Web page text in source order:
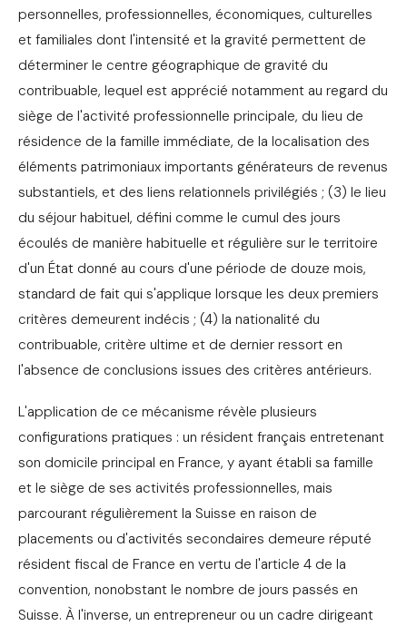
personnelles, professionnelles, économiques, culturelles
et familiales dont l'intensité et la gravité permettent de
déterminer le centre géographique de gravité du
contribuable, lequel est apprécié notamment au regard du
siège de l'activité professionnelle principale, du lieu de
résidence de la famille immédiate, de la localisation des
éléments patrimoniaux importants générateurs de revenus
substantiels, et des liens relationnels privilégiés ; (3) le lieu
du séjour habituel, défini comme le cumul des jours
écoulés de manière habituelle et régulière sur le territoire
d'un État donné au cours d'une période de douze mois,
standard de fait qui s'applique lorsque les deux premiers
critères demeurent indécis ; (4) la nationalité du
contribuable, critère ultime et de dernier ressort en
l'absence de conclusions issues des critères antérieurs.
L'application de ce mécanisme révèle plusieurs
configurations pratiques : un résident français entretenant
son domicile principal en France, y ayant établi sa famille
et le siège de ses activités professionnelles, mais
parcourant régulièrement la Suisse en raison de
placements ou d'activités secondaires demeure réputé
résident fiscal de France en vertu de l'article 4 de la
convention, nonobstant le nombre de jours passés en
Suisse. À l'inverse, un entrepreneur ou un cadre dirigeant